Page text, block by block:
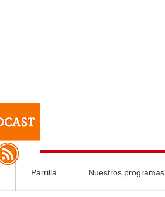
Parrilla Nuestros programas